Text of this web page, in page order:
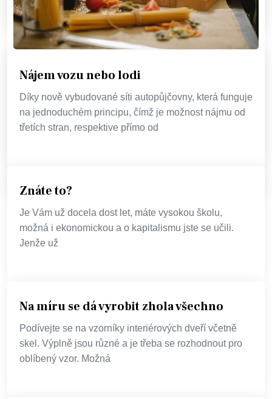
FINANCE
Jaké vlastnosti musí mít kuchyňské
pracovní desky
Říká se, že kuchyně je srdcem domova. Právě zde se
Nájem vozu nebo lodi
Díky nově vybudované síti autopůjčovny, která funguje
na jednoduchém principu, čímž je možnost nájmu od
třetích stran, respektive přímo od
Znáte to?
Je Vám už docela dost let, máte vysokou školu,
možná i ekonomickou a o kapitalismu jste se učili.
Jenže už
Na míru se dá vyrobit zhola všechno
Podívejte se na vzorníky interiérových dveří včetně
skel. Výplně jsou různé a je třeba se rozhodnout pro
oblíbený vzor. Možná